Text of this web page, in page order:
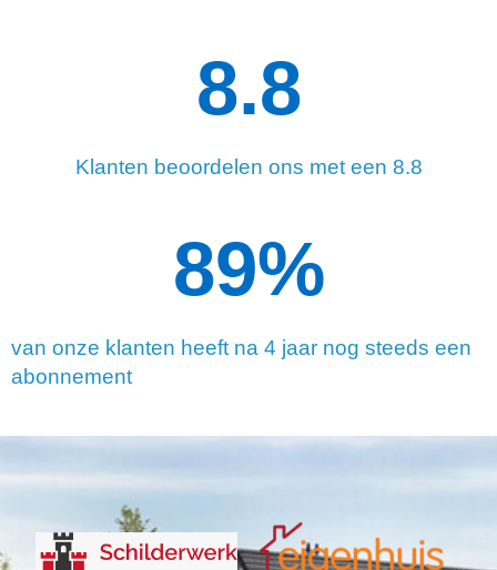
Klanten beoordelen ons met een 8.8
8.8
van onze klanten heeft na 4 jaar nog steeds een
abonnement
90%